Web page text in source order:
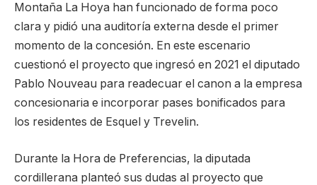
Montaña La Hoya han funcionado de forma poco
clara y pidió una auditoría externa desde el primer
momento de la concesión. En este escenario
cuestionó el proyecto que ingresó en 2021 el diputado
Pablo Nouveau para readecuar el canon a la empresa
concesionaria e incorporar pases bonificados para
los residentes de Esquel y Trevelin.
Durante la Hora de Preferencias, la diputada
cordillerana planteó sus dudas al proyecto que